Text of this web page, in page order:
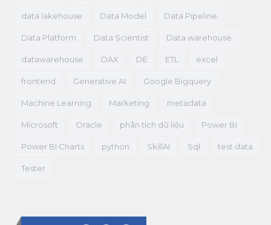
data lakehouse Data Model Data Pipeline
Data Platform Data Scientist Data warehouse
datawarehouse DAX DE ETL excel
frontend Generative AI Google Bigquery
Machine Learning Marketing metadata
Microsoft Oracle phân tích dữ liệu Power BI
Power BI Charts python SkillAI Sql test data
Tester